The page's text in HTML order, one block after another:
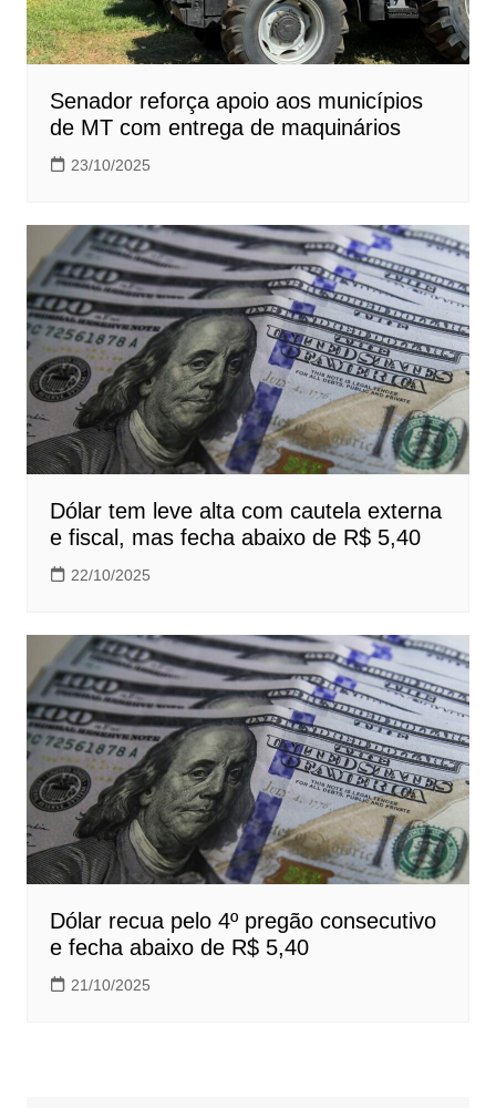
Senador reforça apoio aos municípios
de MT com entrega de maquinários
23/10/2025
Dólar tem leve alta com cautela externa
e fiscal, mas fecha abaixo de R$ 5,40
22/10/2025
Dólar recua pelo 4º pregão consecutivo
e fecha abaixo de R$ 5,40
21/10/2025